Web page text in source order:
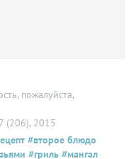
пожалуйста,
2015
#второе блюдо
#гриль #мангал